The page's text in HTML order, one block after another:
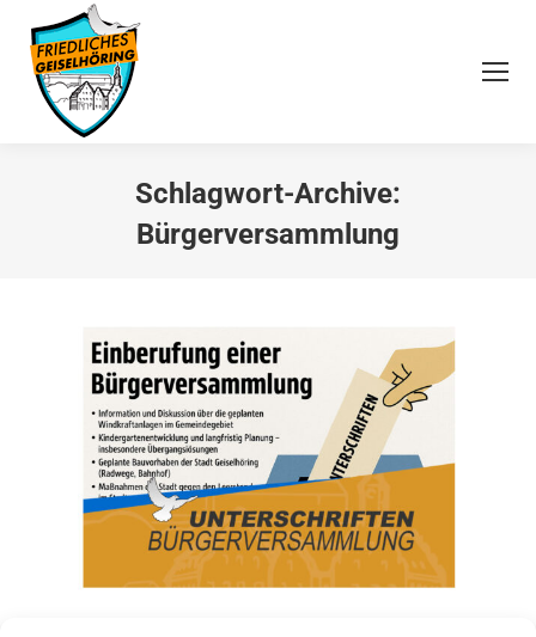
Schlagwort-Archive:
Bürgerversammlung